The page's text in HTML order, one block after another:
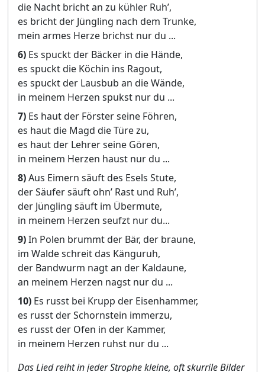
die Nacht bricht an zu kühler Ruh’,
es bricht der Jüngling nach dem Trunke,
mein armes Herze brichst nur du ...
6) Es spuckt der Bäcker in die Hände,
es spuckt die Köchin ins Ragout,
es spuckt der Lausbub an die Wände,
in meinem Herzen spukst nur du ...
7) Es haut der Förster seine Föhren,
es haut die Magd die Türe zu,
es haut der Lehrer seine Gören,
in meinem Herzen haust nur du ...
8)Aus Eimern säuft des Esels Stute,
der Säufer säuft ohn’ Rast und Ruh’,
der Jüngling säuft im Übermute,
in meinem Herzen seufzt nur du...
9)In Polen brummt der Bär, der braune,
im Walde schreit das Känguruh,
der Bandwurm nagt an der Kaldaune,
an meinem Herzen nagst nur du ...
10) Es russt bei Krupp der Eisenhammer,
es russt der Schornstein immerzu,
es russt der Ofen in der Kammer,
in meinem Herzen ruhst nur du ...
Das Lied reiht in jeder Strophe kleine, oft skurrile Bilder